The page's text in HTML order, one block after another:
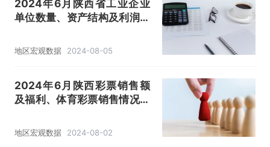
2024年6月陕西省工业企业
单位数量、资产结构及利润统
地区宏观数据 2024-08-05
2024年6月陕西彩票销售额
及福利、体育彩票销售情况统
地区宏观数据 2024-08-02